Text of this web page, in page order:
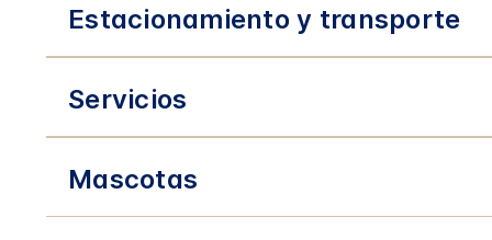
Estacionamiento y transporte
Servicios
Mascotas